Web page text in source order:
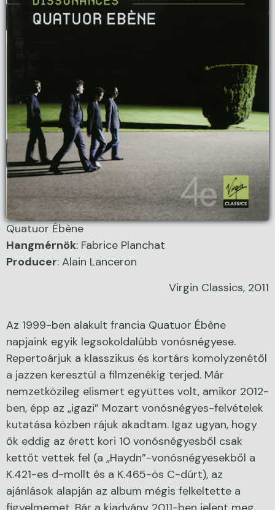
Quatuor Ébène
Hangmérnök: Fabrice Planchat
Producer: Alain Lanceron
Virgin Classics, 2011
Az 1999-ben alakult francia Quatuor Ébène
napjaink egyik legsokoldalúbb vonósnégyese.
Repertoárjuk a klasszikus és kortárs komolyzenétől
a jazzen keresztül a filmzenékig terjed. Már
nemzetközileg elismert együttes volt, amikor 2012-
ben, épp az „igazi” Mozart vonósnégyes-felvételek
kutatása közben rájuk akadtam. Igaz ugyan, hogy
ők eddig az érett kori 10 vonósnégyesből csak
kettőt vettek fel (a „Haydn”-vonósnégyesekből a
K.421-es d-mollt és a K.465-ös C-dúrt), az
ajánlások alapján az album mégis felkeltette a